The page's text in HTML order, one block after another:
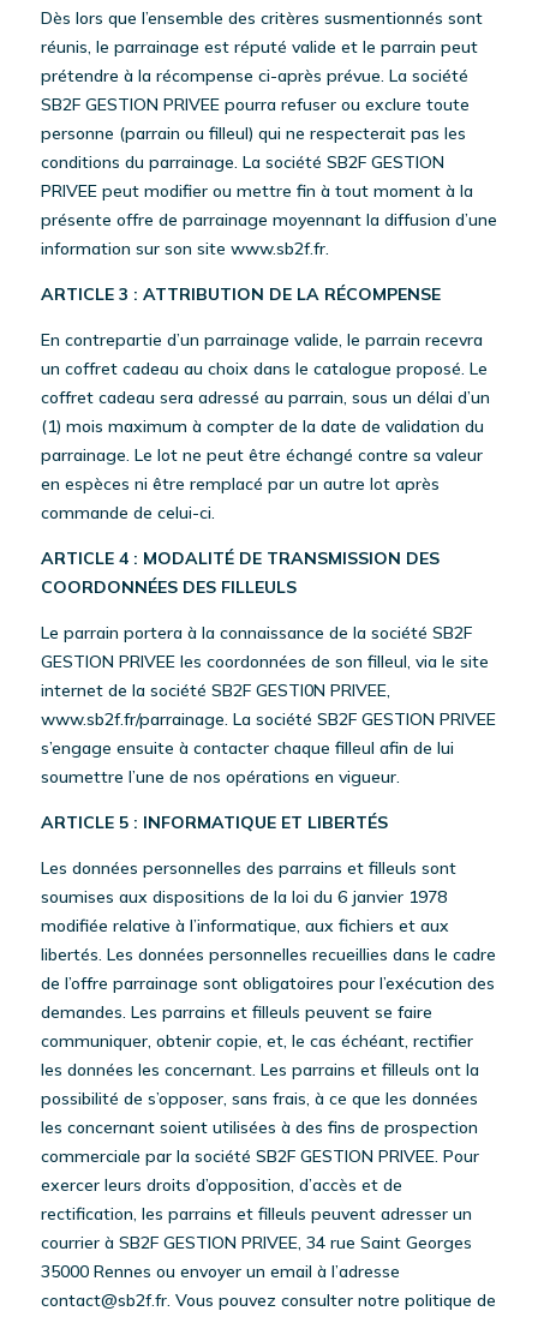
Dès lors que l’ensemble des critères susmentionnés sont
réunis, le parrainage est réputé valide et le parrain peut
prétendre à la récompense ci-après prévue. La société
SB2F GESTION PRIVEE pourra refuser ou exclure toute
personne (parrain ou filleul) qui ne respecterait pas les
conditions du parrainage. La société SB2F GESTION
PRIVEE peut modifier ou mettre fin à tout moment à la
présente offre de parrainage moyennant la diffusion d’une
information sur son site www.sb2f.fr.
ARTICLE 3 : ATTRIBUTION DE LA RÉCOMPENSE
En contrepartie d’un parrainage valide, le parrain recevra
un coffret cadeau au choix dans le catalogue proposé. Le
coffret cadeau sera adressé au parrain, sous un délai d’un
(1) mois maximum à compter de la date de validation du
parrainage. Le lot ne peut être échangé contre sa valeur
en espèces ni être remplacé par un autre lot après
commande de celui-ci.
ARTICLE 4 : MODALITÉ DE TRANSMISSION DES
COORDONNÉES DES FILLEULS
Le parrain portera à la connaissance de la société SB2F
GESTION PRIVEE les coordonnées de son filleul, via le site
internet de la société SB2F GESTI0N PRIVEE,
www.sb2f.fr/parrainage. La société SB2F GESTION PRIVEE
s’engage ensuite à contacter chaque filleul afin de lui
soumettre l’une de nos opérations en vigueur.
ARTICLE 5 : INFORMATIQUE ET LIBERTÉS
Les données personnelles des parrains et filleuls sont
soumises aux dispositions de la loi du 6 janvier 1978
modifiée relative à l’informatique, aux fichiers et aux
libertés. Les données personnelles recueillies dans le cadre
de l’offre parrainage sont obligatoires pour l’exécution des
demandes. Les parrains et filleuls peuvent se faire
communiquer, obtenir copie, et, le cas échéant, rectifier
les données les concernant. Les parrains et filleuls ont la
possibilité de s’opposer, sans frais, à ce que les données
les concernant soient utilisées à des fins de prospection
commerciale par la société SB2F GESTION PRIVEE. Pour
exercer leurs droits d’opposition, d’accès et de
rectification, les parrains et filleuls peuvent adresser un
courrier à SB2F GESTION PRIVEE, 34 rue Saint Georges
35000 Rennes ou envoyer un email à l’adresse
contact@sb2f.fr. Vous pouvez consulter notre politique de